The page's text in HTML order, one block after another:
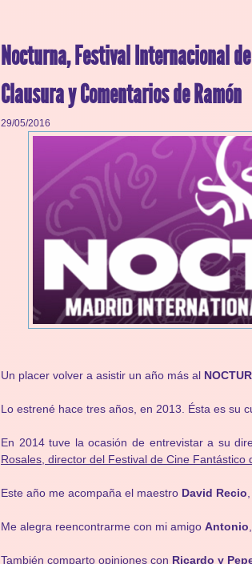
Nocturna, Festival Internacional
Clausura y Comentarios de Ramón
29/05/2016
Un placer volver a asistir un año más al
Lo estrené hace tres años, en 2013. Ésta es su
En 2014 tuve la ocasión de entrevistar a su
Rosales, director del Festival de Cine Fantástico
Este año me acompaña el maestro David Recio
Me alegra reencontrarme con mi amigo Antonio
También comparto opiniones con Ricardo y